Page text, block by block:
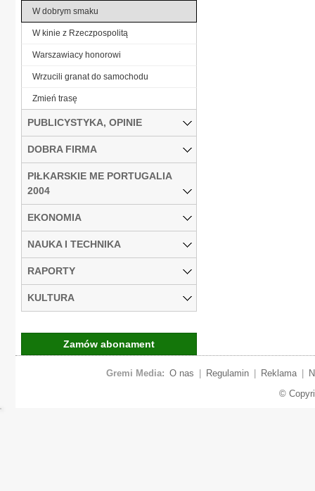
W dobrym smaku
W kinie z Rzeczpospolitą
Warszawiacy honorowi
Wrzucili granat do samochodu
Zmień trasę
PUBLICYSTYKA, OPINIE
DOBRA FIRMA
PIŁKARSKIE ME PORTUGALIA
2004
EKONOMIA
NAUKA I TECHNIKA
RAPORTY
KULTURA
Zamów abonament
Gremi Media: O nas Regulamin Reklama
©